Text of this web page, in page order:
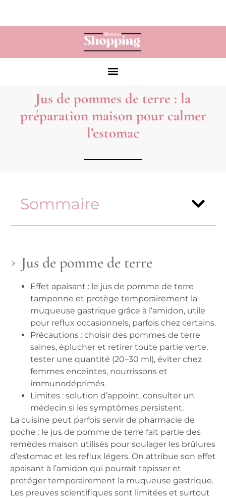
Jus de pommes de terre : la
préparation maison pour calmer
l’estomac
Sommaire
Jus de pomme de terre
Effet apaisant : le jus de pomme de terre
tamponne et protège temporairement la
muqueuse gastrique grâce à l’amidon, utile
pour reflux occasionnels, parfois chez certains.
Précautions : choisir des pommes de terre
saines, éplucher et retirer toute partie verte,
tester une quantité (20–30 ml), éviter chez
femmes enceintes, nourrissons et
immunodéprimés.
Limites : solution d’appoint, consulter un
médecin si les symptômes persistent.
La cuisine peut parfois servir de pharmacie de
poche : le jus de pomme de terre fait partie des
remèdes maison utilisés pour soulager les brûlures
d’estomac et les reflux légers. On attribue son effet
apaisant à l’amidon qui pourrait tapisser et
protéger temporairement la muqueuse gastrique.
Les preuves scientifiques sont limitées et surtout